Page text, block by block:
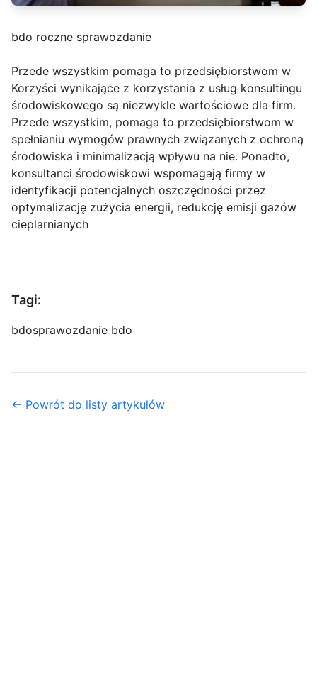
bdo roczne sprawozdanie
Przede wszystkim pomaga to przedsiębiorstwom w
Korzyści wynikające z korzystania z usług konsultingu
środowiskowego są niezwykle wartościowe dla firm.
Przede wszystkim, pomaga to przedsiębiorstwom w
spełnianiu wymogów prawnych związanych z ochroną
środowiska i minimalizacją wpływu na nie. Ponadto,
konsultanci środowiskowi wspomagają firmy w
identyfikacji potencjalnych oszczędności przez
optymalizację zużycia energii, redukcję emisji gazów
cieplarnianych
Tagi:
bdosprawozdanie bdo
← Powrót do listy artykułów